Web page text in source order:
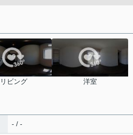
リビング 洋室
- / -